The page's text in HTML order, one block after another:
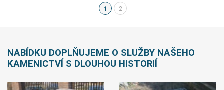
1(aktuální)
2
NABÍDKU DOPLŇUJEME O SLUŽBY NAŠEHO
KAMENICTVÍ S DLOUHOU HISTORIÍ